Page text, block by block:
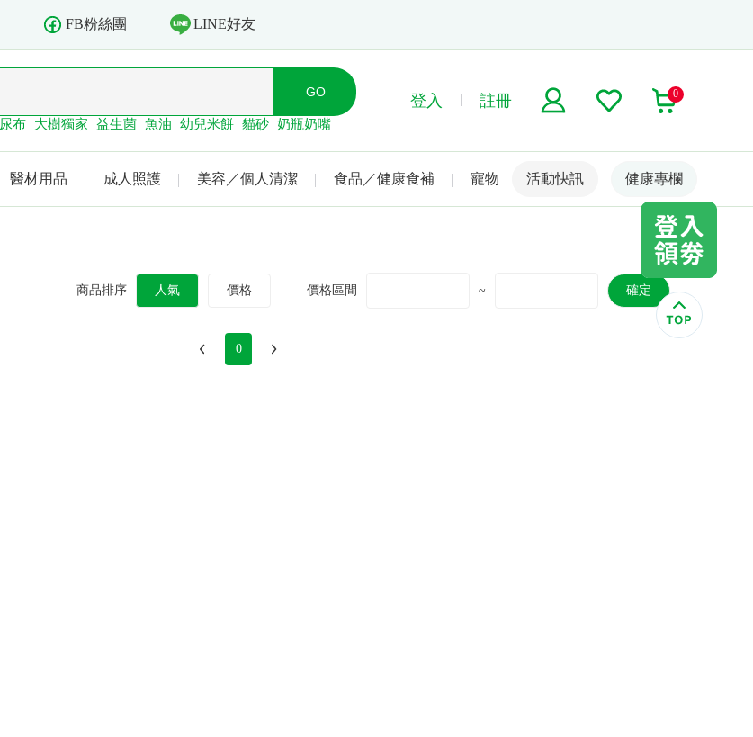
FB粉絲團 LINE好友
尿布 大樹獨家 益生菌 魚油 幼兒米餅 貓砂 奶瓶奶嘴
登入 註冊 0
醫材用品 成人照護 美容／個人清潔 食品／健康食補 寵物 名人嚴選
活動快訊 健康專欄
商品排序 人氣 價格 價格區間 ~ 確定
0